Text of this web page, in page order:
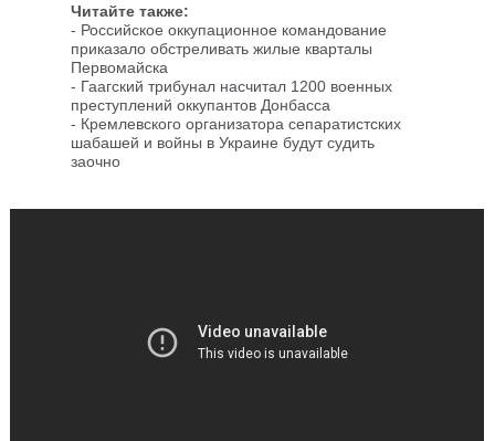
Читайте также:
- Российское оккупационное командование
приказало обстреливать жилые кварталы
Первомайска
- Гаагский трибунал насчитал 1200 военных
преступлений оккупантов Донбасса
- Кремлевского организатора сепаратистских
шабашей и войны в Украине будут судить
заочно